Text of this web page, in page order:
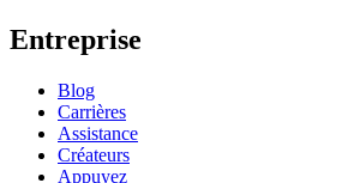
Entreprise
Blog
Carrières
Assistance
Créateurs
Appuyez